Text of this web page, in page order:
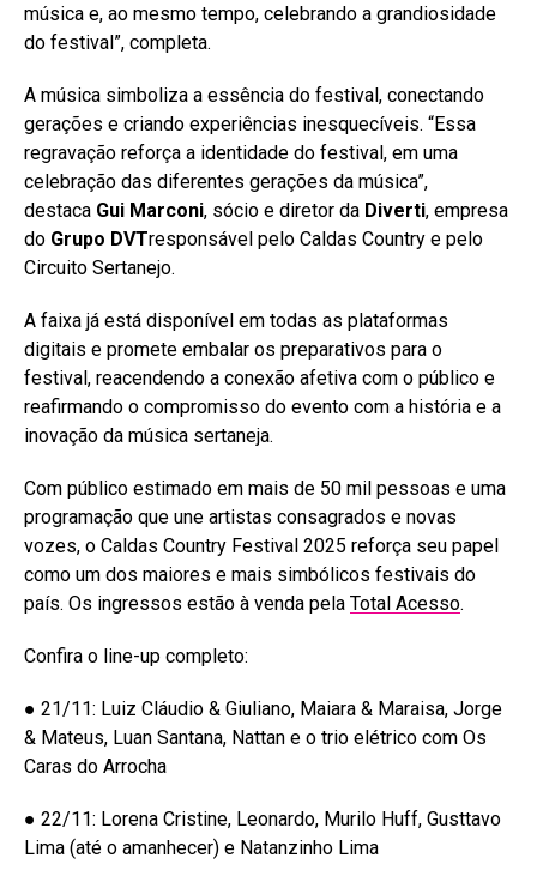
música e, ao mesmo tempo, celebrando a grandiosidade
do festival”, completa.
A música simboliza a essência do festival, conectando
gerações e criando experiências inesquecíveis. “Essa
regravação reforça a identidade do festival, em uma
celebração das diferentes gerações da música”,
destaca Gui Marconi, sócio e diretor da Diverti, empresa
do Grupo DVTresponsável pelo Caldas Country e pelo
Circuito Sertanejo.
A faixa já está disponível em todas as plataformas
digitais e promete embalar os preparativos para o
festival, reacendendo a conexão afetiva com o público e
reafirmando o compromisso do evento com a história e a
inovação da música sertaneja.
Com público estimado em mais de 50 mil pessoas e uma
programação que une artistas consagrados e novas
vozes, o Caldas Country Festival 2025 reforça seu papel
como um dos maiores e mais simbólicos festivais do
país. Os ingressos estão à venda pela Total Acesso.
Confira o line-up completo:
● 21/11: Luiz Cláudio & Giuliano, Maiara & Maraisa, Jorge
& Mateus, Luan Santana, Nattan e o trio elétrico com Os
Caras do Arrocha
● 22/11: Lorena Cristine, Leonardo, Murilo Huff, Gusttavo
Lima (até o amanhecer) e Natanzinho Lima